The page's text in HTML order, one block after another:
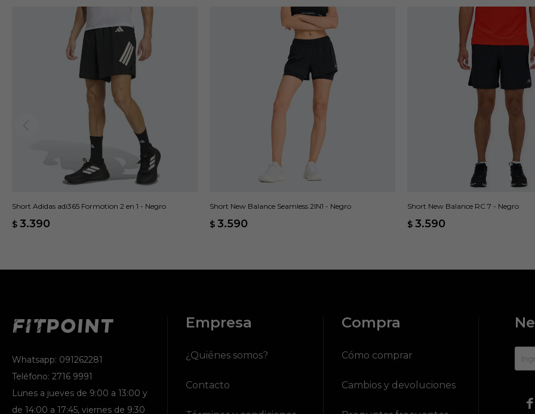
Short Adidas adi365 Formotion 2 en 1 - Negro
$ 3.390
Short New Balance Seamless 2IN1 - Negro
$ 3.590
Short New Balance RC 7 - Negro
$ 3.590
Whatsapp: 091262281
Teléfono: 2716 9991
Lunes a jueves de 9:00 a 13:00 y
de 14:00 a 17:45, viernes de 9:30
Empresa
¿Quiénes somos?
Contacto
Compra
Cómo comprar
Cambios y devoluciones
